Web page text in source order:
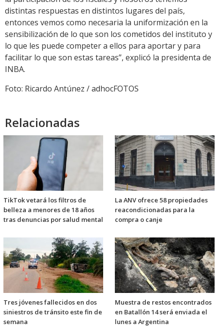
distintas respuestas en distintos lugares del país,
entonces vemos como necesaria la uniformización en la
sensibilización de lo que son los cometidos del instituto y
lo que les puede competer a ellos para aportar y para
facilitar lo que son estas tareas”, explicó la presidenta de
INBA.
Foto: Ricardo Antúnez / adhocFOTOS
Relacionadas
TikTok vetará los filtros de
belleza a menores de 18 años
tras denuncias por salud mental
La ANV ofrece 58 propiedades
reacondicionadas para la
compra o canje
Tres jóvenes fallecidos en dos
siniestros de tránsito este fin de
semana
Muestra de restos encontrados
en Batallón 14 será enviada el
lunes a Argentina